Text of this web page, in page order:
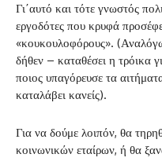
Γι΄αυτό και τότε γνωστός
εργοδότες που κρυφά
«κουκουλοφόρους».
δήθεν – καταθέσει η τρόικα
ποιος υπαγόρευσε τα
καταλάβει κανείς).
Για να δούμε λοιπόν, θα
κοινωνικών εταίρων, ή θα